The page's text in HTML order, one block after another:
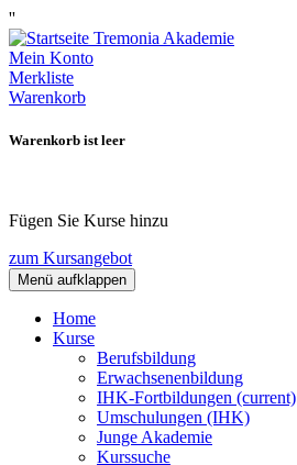
''
Mein Konto
Merkliste
Warenkorb
Warenkorb ist leer
Fügen Sie Kurse hinzu
zum Kursangebot
Menü aufklappen
Home
Kurse
Berufsbildung
Erwachsenenbildung
IHK-Fortbildungen (current)
Umschulungen (IHK)
Junge Akademie
Kurssuche